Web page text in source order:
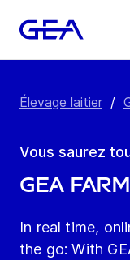
Élevage laitier /
Vous saurez
GEA
In real time,
the go: With